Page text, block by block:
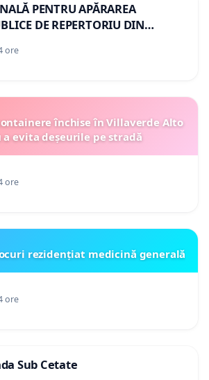
PENTRU APĂRAREA
DE REPERTORIU DIN
ore
închise în Villaverde Alto
evita deșeurile pe stradă
ore
rezidențiat medicină generală
ore
Sub Cetate